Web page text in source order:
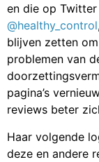
en die op
@healthy_control
blijven zetten
problemen van
pagina’s
reviews beter
Haar volgende
deze en andere